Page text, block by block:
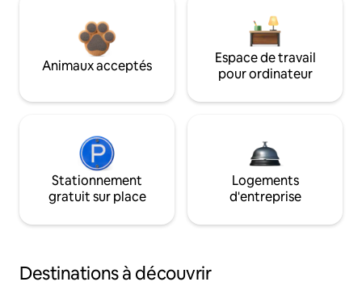
Animaux acceptés
Espace de travail
pour ordinateur
Stationnement
gratuit sur place
Logements
d'entreprise
Destinations à découvrir